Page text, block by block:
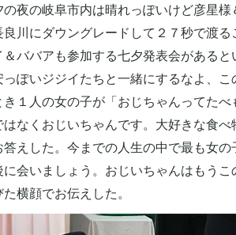
夜の岐阜市内は晴れっぽいけど彦星
良川にダウングレードして２７秒で渡
ババアも参加する七夕発表会がある
ぽいジジイたちと一緒にするなよ、
き１人の女の子が「おじちゃんってた
はなくおじいちゃんです。大好きな食
えした。今までの人生の中で最も女
に会いましょう。おじいちゃんはもう
横顔でお伝えした。